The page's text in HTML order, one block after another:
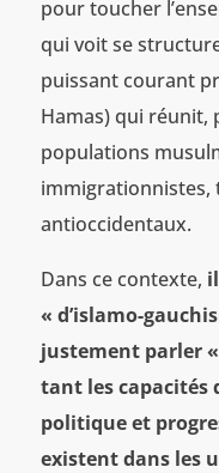
pour toucher
qui voit se
puissant courant
Hamas) qui réunit,
populations
immigrationnistes,
antioccidentaux.
Dans ce contexte,
« d’islamo-
justement parler
tant les capacités
politique et
existent dans les